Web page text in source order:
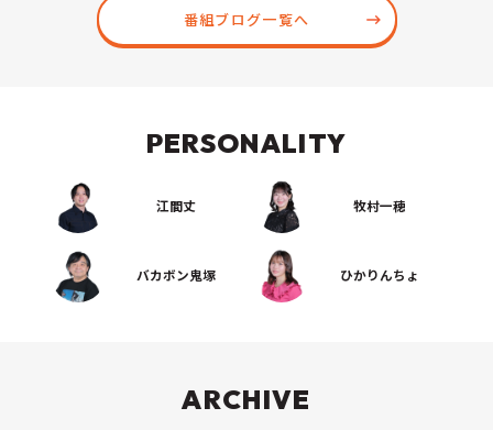
番組ブログ一覧へ
PERSONALITY
江間丈 牧村一穂
バカボン鬼塚 ひかりんちょ
ARCHIVE